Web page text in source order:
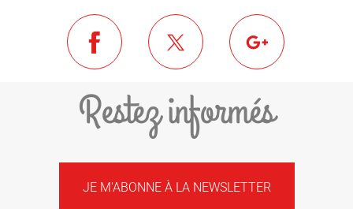
Restez informés
JE M'ABONNE À LA NEWSLETTER